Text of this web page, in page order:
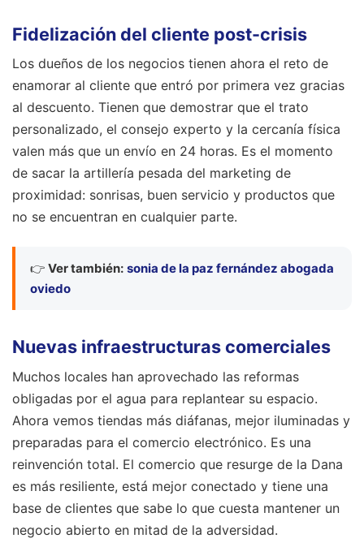
Fidelización del cliente post-crisis
Los dueños de los negocios tienen ahora el reto de
enamorar al cliente que entró por primera vez gracias
al descuento. Tienen que demostrar que el trato
personalizado, el consejo experto y la cercanía física
valen más que un envío en 24 horas. Es el momento
de sacar la artillería pesada del marketing de
proximidad: sonrisas, buen servicio y productos que
no se encuentran en cualquier parte.
👉 Ver también: sonia de la paz fernández abogada
oviedo
Nuevas infraestructuras comerciales
Muchos locales han aprovechado las reformas
obligadas por el agua para replantear su espacio.
Ahora vemos tiendas más diáfanas, mejor iluminadas y
preparadas para el comercio electrónico. Es una
reinvención total. El comercio que resurge de la Dana
es más resiliente, está mejor conectado y tiene una
base de clientes que sabe lo que cuesta mantener un
negocio abierto en mitad de la adversidad.